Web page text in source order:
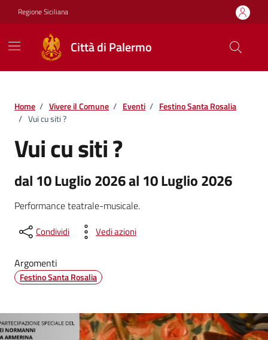
Vai ai contenuti
Vai al footer
Regione Siciliana
Città di Palermo
Home / Vivere il Comune / Eventi / Festino Santa Rosalia
/ Vui cu siti ?
Vui cu siti ?
dal 10 Luglio 2026 al 10 Luglio 2026
Performance teatrale-musicale.
Condividi Vedi azioni
Argomenti
Festino Santa Rosalia